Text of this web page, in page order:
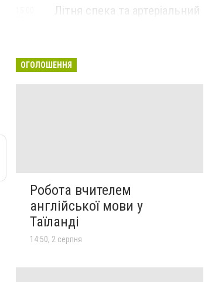
Літня спека та артеріальний
ОГОЛОШЕННЯ
Робота вчителем
англійської мови у
Таїланді
14:50, 2 серпня